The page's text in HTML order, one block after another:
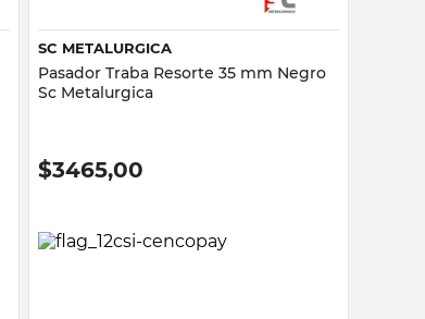
SC METALURGICA
Pasador Traba Resorte 35 mm Negro
Sc Metalurgica
$3465,00